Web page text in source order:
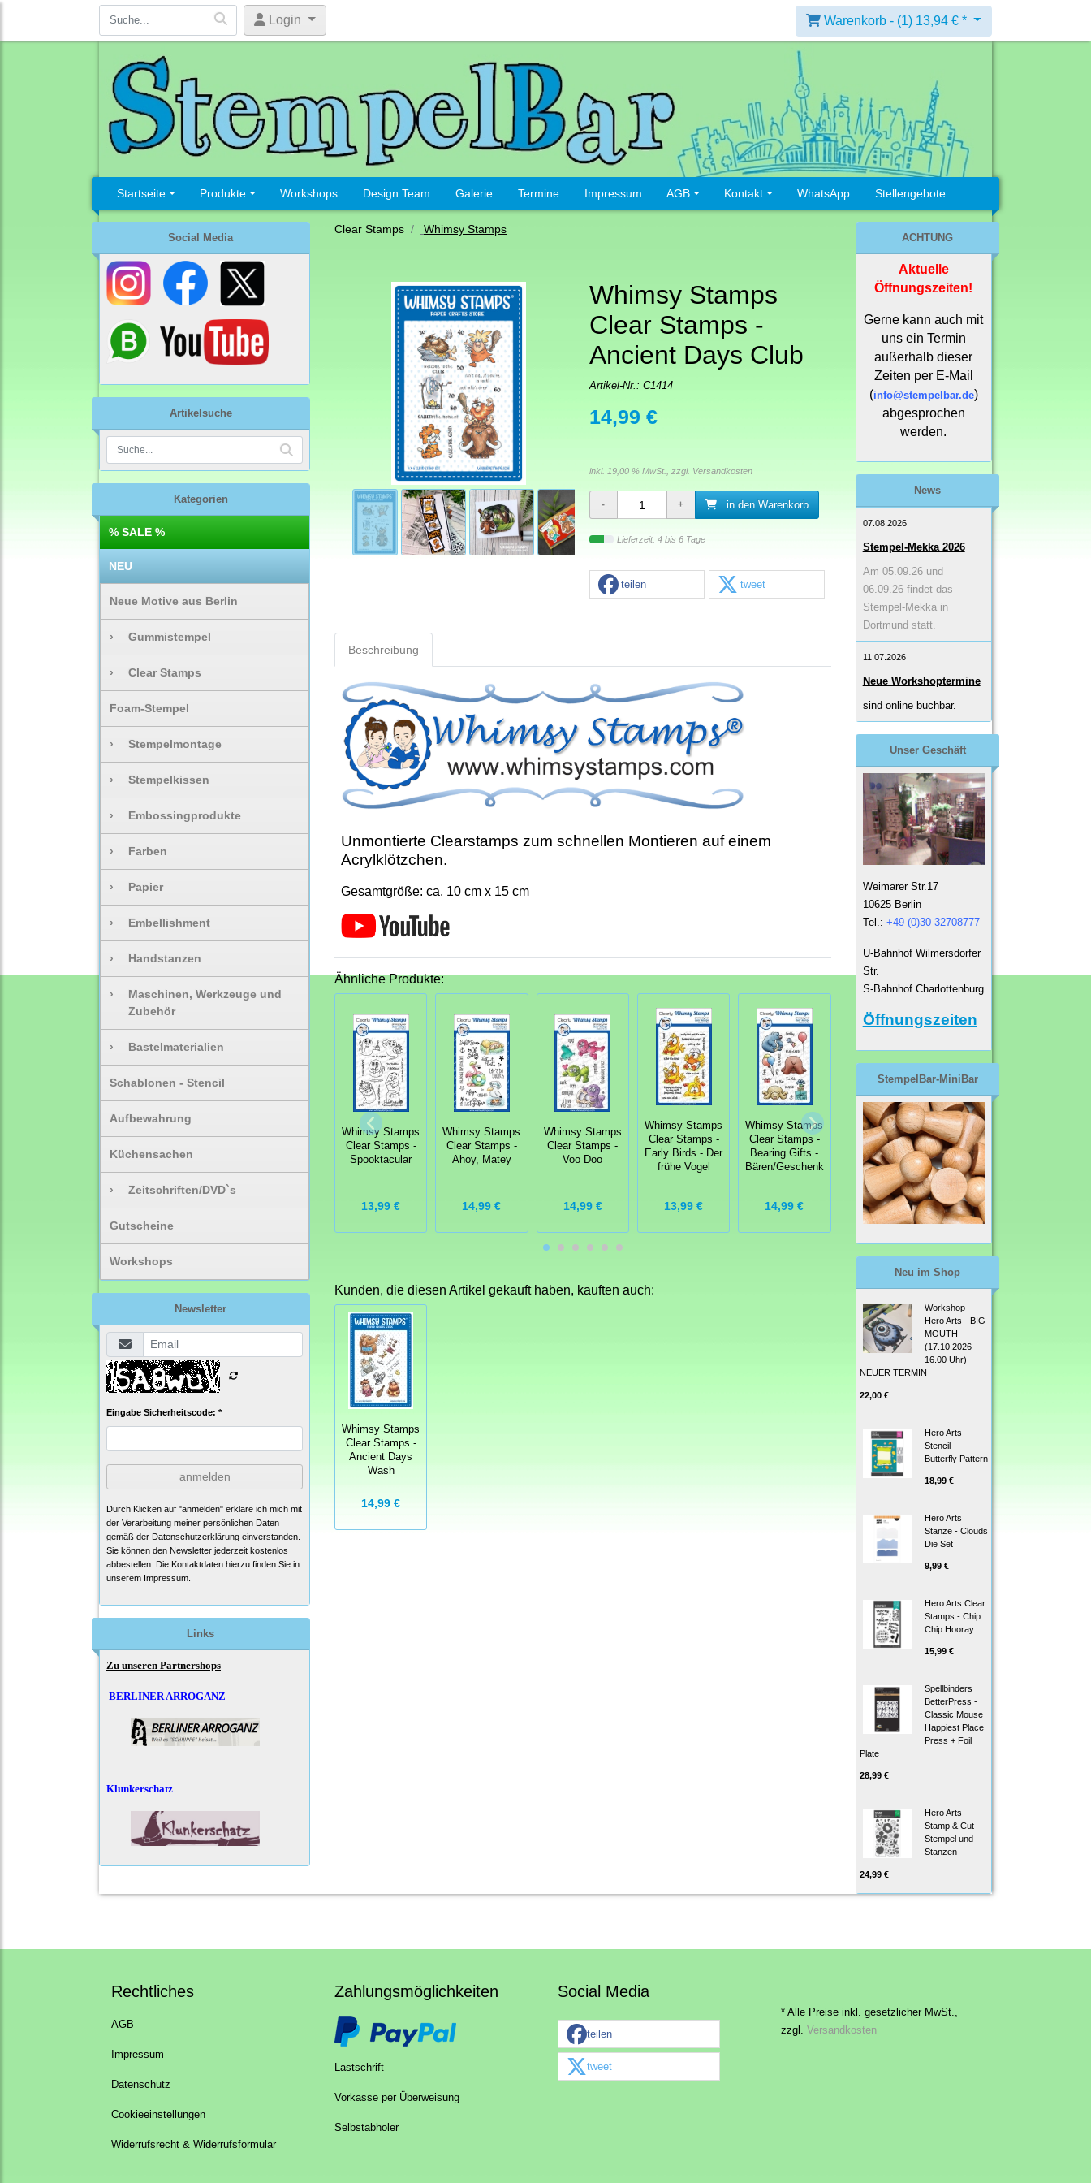
Login Warenkorb - (1) 13,94 € *
Startseite Produkte Workshops Design Team Galerie Termine Impressum AGB Kontakt WhatsApp Stellengebote
Social Media
Artikelsuche
Kategorien
% SALE %
NEU
Neue Motive aus Berlin
› Gummistempel
› Clear Stamps
Foam-Stempel
› Stempelmontage
› Stempelkissen
› Embossingprodukte
› Farben
› Papier
› Embellishment
› Handstanzen
›
Maschinen, Werkzeuge und
Zubehör
› Bastelmaterialien
Schablonen - Stencil
Aufbewahrung
Küchensachen
› Zeitschriften/DVD`s
Gutscheine
Workshops
Newsletter
Eingabe Sicherheitscode: *
anmelden
Durch Klicken auf "anmelden" erkläre ich mich mit
der Verarbeitung meiner persönlichen Daten
gemäß der Datenschutzerklärung einverstanden.
Sie können den Newsletter jederzeit kostenlos
abbestellen. Die Kontaktdaten hierzu finden Sie in
unserem Impressum.
Links
Zu unseren Partnershops
BERLINER ARROGANZ
Klunkerschatz
Clear Stamps Whimsy Stamps
Whimsy Stamps
Clear Stamps -
Ancient Days Club
Artikel-Nr.: C1414
14,99 €
inkl. 19,00 % MwSt., zzgl. Versandkosten
in den Warenkorb
Lieferzeit: 4 bis 6 Tage
teilen tweet
Beschreibung
Unmontierte Clearstamps zum schnellen Montieren auf einem
Acrylklötzchen.
Gesamtgröße: ca. 10 cm x 15 cm
Ähnliche Produkte:
Whimsy Stamps
Clear Stamps -
Spooktacular
13,99 €
Whimsy Stamps
Clear Stamps -
Ahoy, Matey
14,99 €
Whimsy Stamps
Clear Stamps -
Voo Doo
14,99 €
Whimsy Stamps
Clear Stamps -
Early Birds - Der
frühe Vogel
13,99 €
Whimsy Stamps
Clear Stamps -
Bearing Gifts -
Bären/Geschenk
14,99 €
Whimsy Stamps
Clear Stamps -
Fairy Llamacorn
Magic
14,99 €
Whimsy Stamps
Clear Stamps -
Polka Dot Pals
Beau
13,99 €
Kunden, die diesen Artikel gekauft haben, kauften auch:
Whimsy Stamps
Clear Stamps -
Ancient Days
Wash
14,99 €
ACHTUNG
Aktuelle
Öffnungszeiten!
Gerne kann auch mit
uns ein Termin
außerhalb dieser
Zeiten per E-Mail
(info@stempelbar.de)
abgesprochen
werden.
News
07.08.2026
Stempel-Mekka 2026
Am 05.09.26 und
06.09.26 findet das
Stempel-Mekka in
Dortmund statt.
11.07.2026
Neue Workshoptermine
sind online buchbar.
Unser Geschäft
Weimarer Str.17
10625 Berlin
Tel.: +49 (0)30 32708777
U-Bahnhof Wilmersdorfer
Str.
S-Bahnhof Charlottenburg
Öffnungszeiten
StempelBar-MiniBar
Neu im Shop
Workshop -
Hero Arts - BIG
MOUTH
(17.10.2026 -
16.00 Uhr)
NEUER TERMIN
22,00 €
Hero Arts
Stencil -
Butterfly Pattern
18,99 €
Hero Arts
Stanze - Clouds
Die Set
9,99 €
Hero Arts Clear
Stamps - Chip
Chip Hooray
15,99 €
Spellbinders
BetterPress -
Classic Mouse
Happiest Place
Press + Foil
Plate
28,99 €
Hero Arts
Stamp & Cut -
Stempel und
Stanzen
24,99 €
Rechtliches
AGB
Impressum
Datenschutz
Cookieeinstellungen
Widerrufsrecht & Widerrufsformular
Zahlungsmöglichkeiten
Lastschrift
Vorkasse per Überweisung
Selbstabholer
Social Media
teilen
tweet
* Alle Preise inkl. gesetzlicher MwSt.,
zzgl.
Versandkosten